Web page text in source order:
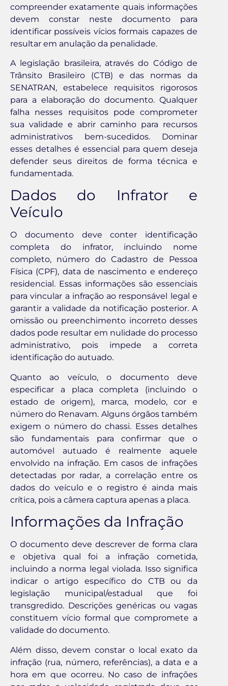
compreender exatamente quais informações
devem constar neste documento para
identificar possíveis vícios formais capazes de
resultar em anulação da penalidade.
A legislação brasileira, através do Código de
Trânsito Brasileiro (CTB) e das normas da
SENATRAN, estabelece requisitos rigorosos
para a elaboração do documento. Qualquer
falha nesses requisitos pode comprometer
sua validade e abrir caminho para recursos
administrativos bem-sucedidos. Dominar
esses detalhes é essencial para quem deseja
defender seus direitos de forma técnica e
fundamentada.
Dados do Infrator e
Veículo
O documento deve conter identificação
completa do infrator, incluindo nome
completo, número do Cadastro de Pessoa
Física (CPF), data de nascimento e endereço
residencial. Essas informações são essenciais
para vincular a infração ao responsável legal e
garantir a validade da notificação posterior. A
omissão ou preenchimento incorreto desses
dados pode resultar em nulidade do processo
administrativo, pois impede a correta
identificação do autuado.
Quanto ao veículo, o documento deve
especificar a placa completa (incluindo o
estado de origem), marca, modelo, cor e
número do Renavam. Alguns órgãos também
exigem o número do chassi. Esses detalhes
são fundamentais para confirmar que o
automóvel autuado é realmente aquele
envolvido na infração. Em casos de infrações
detectadas por radar, a correlação entre os
dados do veículo e o registro é ainda mais
crítica, pois a câmera captura apenas a placa.
Informações da Infração
O documento deve descrever de forma clara
e objetiva qual foi a infração cometida,
incluindo a norma legal violada. Isso significa
indicar o artigo específico do CTB ou da
legislação municipal/estadual que foi
transgredido. Descrições genéricas ou vagas
constituem vício formal que compromete a
validade do documento.
Além disso, devem constar o local exato da
infração (rua, número, referências), a data e a
hora em que ocorreu. No caso de infrações